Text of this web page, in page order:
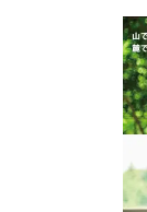
す！ご家族で、友